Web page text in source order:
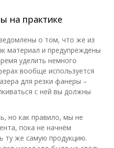
на практике
о том, что же из
материал и предупреждены
уделить немного
вообще используется
для резки фанеры –
с ней вы должны
но как правило, мы не
пока не начнём
ту же самую продукцию.